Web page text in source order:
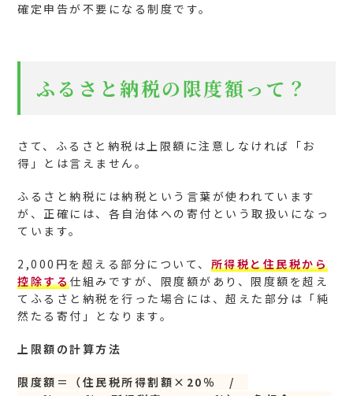
確定申告が不要になる制度です。
ふるさと納税の限度額って？
さて、ふるさと納税は上限額に注意しなければ「お
得」とは言えません。
ふるさと納税には納税という言葉が使われています
が、正確には、各自治体への寄付という取扱いになっ
ています。
2,000円を超える部分について、 所得税と住民税から
控除する仕組みですが、限度額があり、限度額を超え
てふるさと納税を行った場合には、超えた部分は「純
然たる寄付」となります。
上限額の計算方法
限度額＝（住民税所得割額×20％ /